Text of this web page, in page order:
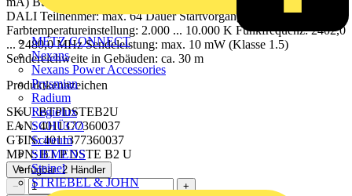
METZ CONNECT
Nexans
Nexans Power Accessories
Prysmian
Radium
Regiolux
SCHÜCO
Scireum
SIEMENS
Steinel
STRIEBEL & JOHN
DALI Teilnehmer: max. 64 Dauer Startvorgang: max. 20 s
Farbtemperatureinstellung: 2.000 ... 10.000 K Funkfrequenz: 2402,0
... 2480,0 MHz Sendeleistung: max. 10 mW (Klasse 1.5)
Sendereichweite in Gebäuden: ca. 30 m
Produktkennzeichen
SKU: BTPDSTEB2U
EAN: 4011377360037
GTIN: 4011377360037
MPN: BT P DSTE B2 U
Verfügbar: 2 Händler
−
+